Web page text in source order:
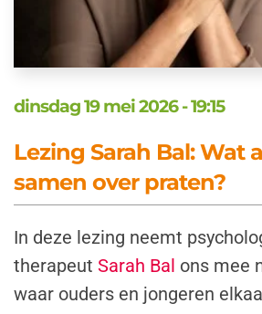
dinsdag 19 mei 2026 - 19:15
Lezing Sarah Bal: Wat
samen over praten?
In deze lezing neemt
therapeut Sarah Bal ons mee
waar ouders en jongeren